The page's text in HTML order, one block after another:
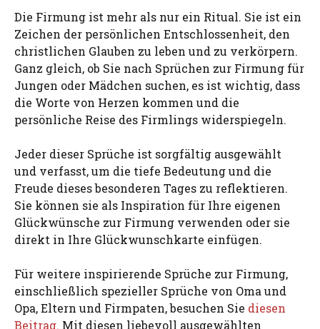
Die Firmung ist mehr als nur ein Ritual. Sie ist ein
Zeichen der persönlichen Entschlossenheit, den
christlichen Glauben zu leben und zu verkörpern.
Ganz gleich, ob Sie nach Sprüchen zur Firmung für
Jungen oder Mädchen suchen, es ist wichtig, dass
die Worte von Herzen kommen und die
persönliche Reise des Firmlings widerspiegeln.
Jeder dieser Sprüche ist sorgfältig ausgewählt
und verfasst, um die tiefe Bedeutung und die
Freude dieses besonderen Tages zu reflektieren.
Sie können sie als Inspiration für Ihre eigenen
Glückwünsche zur Firmung verwenden oder sie
direkt in Ihre Glückwunschkarte einfügen.
Für weitere inspirierende Sprüche zur Firmung,
einschließlich spezieller Sprüche von Oma und
Opa, Eltern und Firmpaten, besuchen Sie diesen
Beitrag. Mit diesen liebevoll ausgewählten